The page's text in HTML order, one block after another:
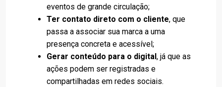
eventos de grande circulação;
Ter contato direto com o cliente, que
passa a associar sua marca a uma
presença concreta e acessível;
Gerar conteúdo para o digital , já que as
ações podem ser registradas e
compartilhadas em redes sociais.